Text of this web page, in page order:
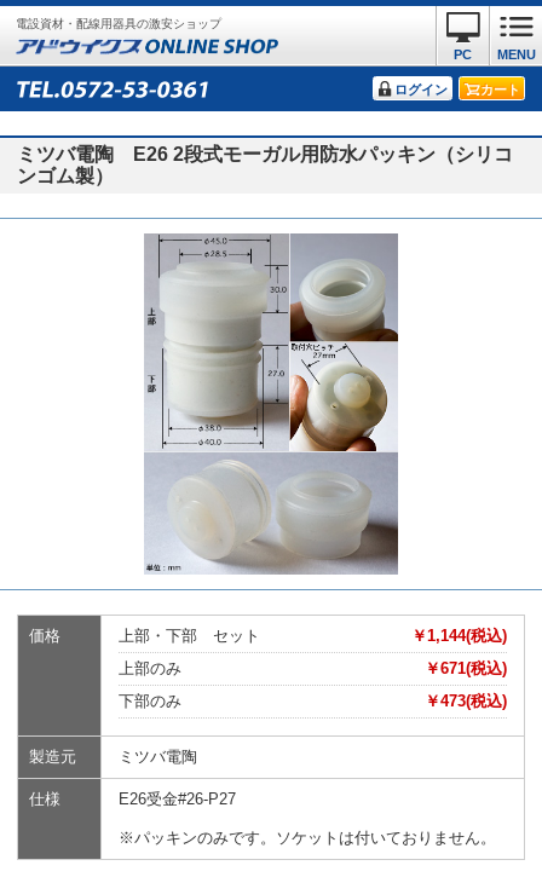
電設資材・配線用器具の激安ショップ
MENU
PC
ログイン カート
ミツバ電陶 E26 2段式モーガル用防水パッキン（シリコ
ンゴム製）
価格 ￥1,144(税込)
上部・下部 セット
￥671(税込)
上部のみ
￥473(税込)
下部のみ
製造元 ミツバ電陶
仕様 E26受金#26-P27
※パッキンのみです。ソケットは付いておりません。